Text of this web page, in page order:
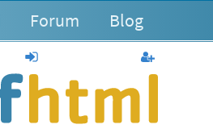
Forum Blog
anmelden